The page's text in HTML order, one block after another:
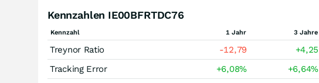
Kennzahlen IE00BFRTDC76
Kennzahl 1 Jahr 3 Jahre
Treynor Ratio -12,79 +4,25
Tracking Error
+6,08% +6,64%